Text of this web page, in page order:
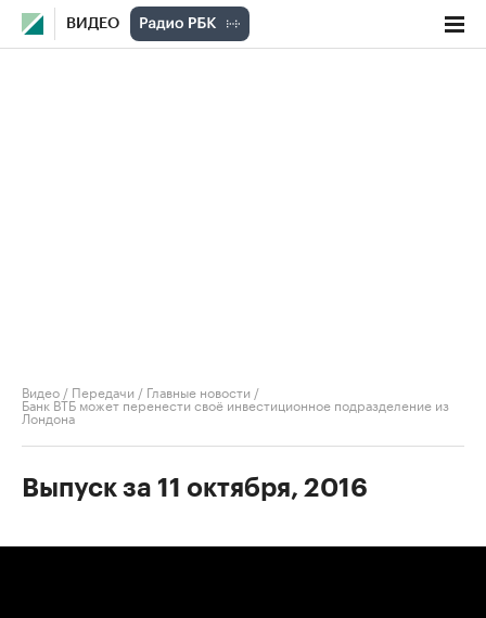
ВИДЕО
Видео / Передачи / Главные новости /
Банк ВТБ может перенести своё инвестиционное подразделение из
Лондона
Выпуск за 11 октября, 2016